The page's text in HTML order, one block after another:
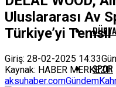
DÜNYA
SPOR
Uluslararası Av
Türkiye’yi Temsil
Giriş: 28-02-2025 14:33
Kaynak: HABER MERKEZI
aksuhaber.comGündem